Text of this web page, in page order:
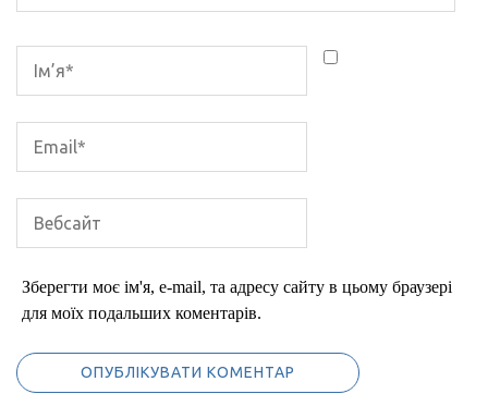
Зберегти моє ім'я, e-mail, та адресу сайту в цьому браузері
для моїх подальших коментарів.